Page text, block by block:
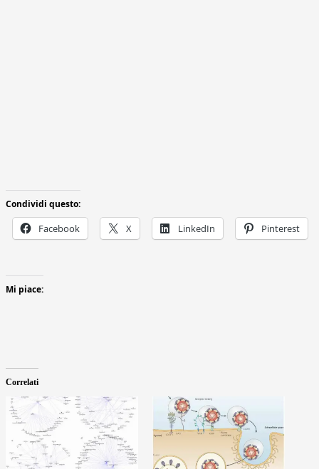
Condividi questo:
Facebook X LinkedIn Pinterest
Mi piace:
Correlati